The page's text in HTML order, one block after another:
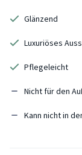
Glänzend
Luxuriöses
Pflegeleicht
Nicht für den
Kann nicht in